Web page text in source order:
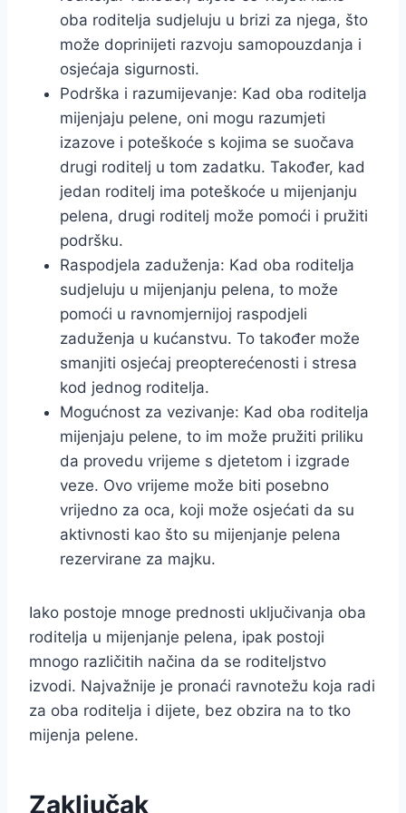
oba roditelja sudjeluju u brizi za njega, što
može doprinijeti razvoju samopouzdanja i
osjećaja sigurnosti.
Podrška i razumijevanje: Kad oba roditelja
mijenjaju pelene, oni mogu razumjeti
izazove i poteškoće s kojima se suočava
drugi roditelj u tom zadatku. Također, kad
jedan roditelj ima poteškoće u mijenjanju
pelena, drugi roditelj može pomoći i pružiti
podršku.
Raspodjela zaduženja: Kad oba roditelja
sudjeluju u mijenjanju pelena, to može
pomoći u ravnomjernijoj raspodjeli
zaduženja u kućanstvu. To također može
smanjiti osjećaj preopterećenosti i stresa
kod jednog roditelja.
Mogućnost za vezivanje: Kad oba roditelja
mijenjaju pelene, to im može pružiti priliku
da provedu vrijeme s djetetom i izgrade
veze. Ovo vrijeme može biti posebno
vrijedno za oca, koji može osjećati da su
aktivnosti kao što su mijenjanje pelena
rezervirane za majku.
Iako postoje mnoge prednosti uključivanja oba
roditelja u mijenjanje pelena, ipak postoji
mnogo različitih načina da se roditeljstvo
izvodi. Najvažnije je pronaći ravnotežu koja radi
za oba roditelja i dijete, bez obzira na to tko
mijenja pelene.
Zaključak